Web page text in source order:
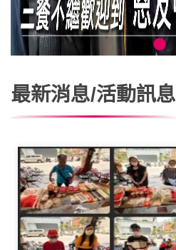
最新消息/活動訊息